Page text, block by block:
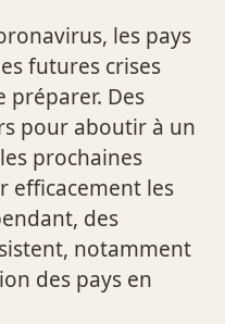
les pays
futures crises
préparer. Des
pour aboutir à un
prochaines
efficacement les
des
notamment
des pays en